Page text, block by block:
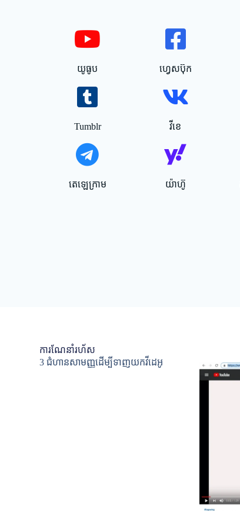
យូធូប ហ្វេសប៊ុក
Tumblr វីខេ
តេឡេក្រាម យ៉ាហ៊ូ
ការណែនាំរហ័ស
3 ជំហានសាមញ្ញដើម្បីទាញយកវីដេអូ